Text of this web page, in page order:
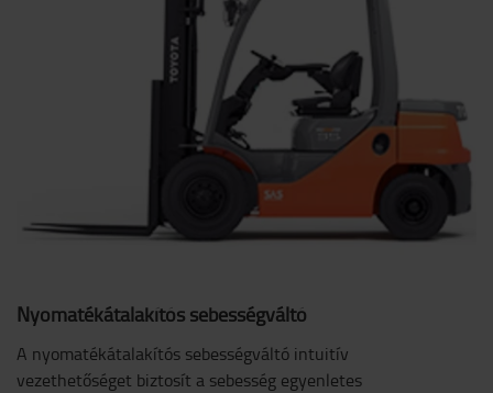
Nyomatékátalakítós sebességváltó
A nyomatékátalakítós sebességváltó intuitív
vezethetőséget biztosít a sebesség egyenletes